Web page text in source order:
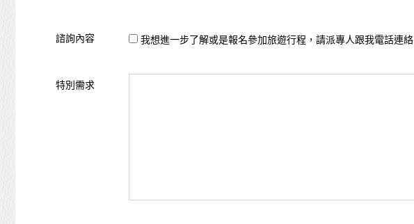
諮詢內容 我想進一步了解或是報名參加旅遊行程，請派專人跟我電話連絡
特別需求